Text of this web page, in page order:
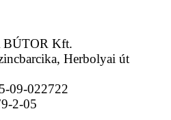
BÚTOR Kft.
Herbolyai út
09-022722
2-05